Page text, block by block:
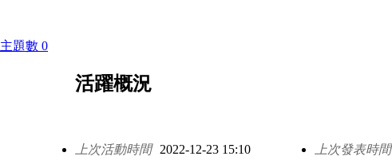
主題數 0
活躍概況
上次活動時間 2022-12-23 15:10 上次發表時間